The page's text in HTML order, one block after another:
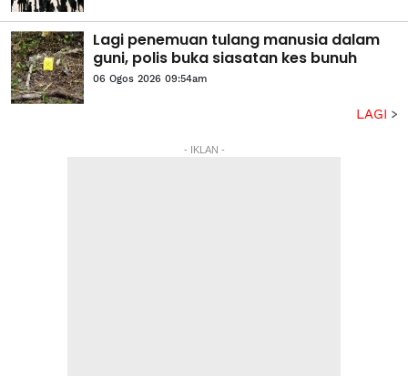
Lagi penemuan tulang manusia dalam
guni, polis buka siasatan kes bunuh
06 Ogos 2026 09:54am
LAGI
- IKLAN -